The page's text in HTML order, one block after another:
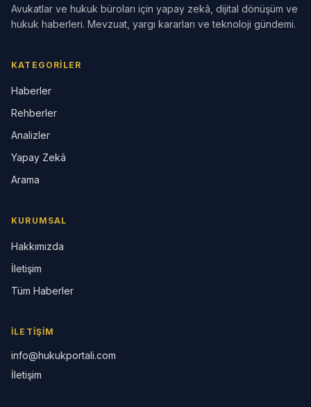
Avukatlar ve hukuk büroları için yapay zekâ, dijital dönüşüm ve
hukuk haberleri. Mevzuat, yargı kararları ve teknoloji gündemi.
KATEGORILER
Haberler
Rehberler
Analizler
Yapay Zekâ
Arama
KURUMSAL
Hakkımızda
İletişim
Tüm Haberler
İLETIŞIM
info@hukukportali.com
İletişim